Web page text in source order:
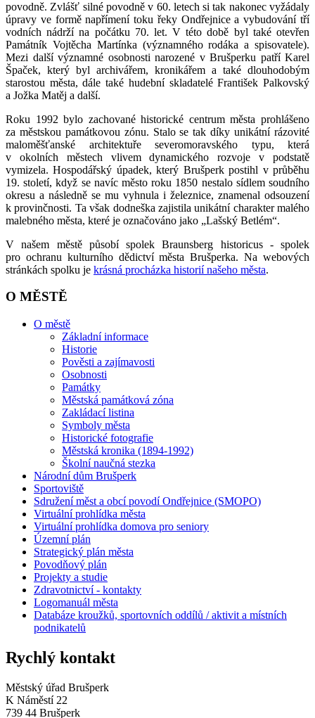
povodně. Zvlášť silné povodně v 60. letech si tak nakonec vyžádaly
úpravy ve formě napřímení toku řeky Ondřejnice a vybudování tří
vodních nádrží na počátku 70. let. V této době byl také otevřen
Památník Vojtěcha Martínka (významného rodáka a spisovatele).
Mezi další významné osobnosti narozené v Brušperku patří Karel
Špaček, který byl archivářem, kronikářem a také dlouhodobým
starostou města, dále také hudební skladatelé František Palkovský
a Jožka Matěj a další.
Roku 1992 bylo zachované historické centrum města prohlášeno
za městskou památkovou zónu. Stalo se tak díky unikátní rázovité
maloměšťanské architektuře severomoravského typu, která
v okolních městech vlivem dynamického rozvoje v podstatě
vymizela. Hospodářský úpadek, který Brušperk postihl v průběhu
19. století, když se navíc město roku 1850 nestalo sídlem soudního
okresu a následně se mu vyhnula i železnice, znamenal odsouzení
k provinčnosti. Ta však dodneška zajistila unikátní charakter malého
malebného města, které je označováno jako „Lašský Betlém“.
V našem městě působí spolek Braunsberg historicus - spolek
pro ochranu kulturního dědictví města Brušperka. Na webových
stránkách spolku je krásná procházka historií našeho města.
O MĚSTĚ
O městě
Základní informace
Historie
Pověsti a zajímavosti
Osobnosti
Památky
Městská památková zóna
Zakládací listina
Symboly města
Historické fotografie
Městská kronika (1894-1992)
Školní naučná stezka
Národní dům Brušperk
Sportoviště
Sdružení měst a obcí povodí Ondřejnice (SMOPO)
Virtuální prohlídka města
Virtuální prohlídka domova pro seniory
Územní plán
Strategický plán města
Povodňový plán
Projekty a studie
Zdravotnictví - kontakty
Logomanuál města
Databáze kroužků, sportovních oddílů / aktivit a místních
podnikatelů
Rychlý kontakt
Městský úřad Brušperk
K Náměstí 22
739 44 Brušperk